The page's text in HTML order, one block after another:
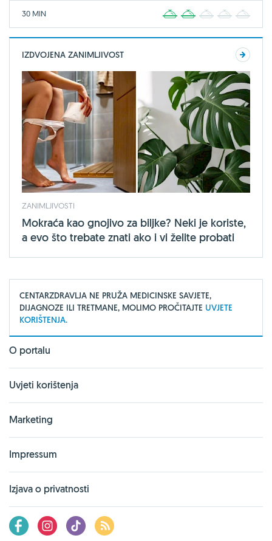
30 MIN 2 3 4
IZDVOJENA ZANIMLJIVOST
ZANIMLJIVOSTI
Mokraća kao gnojivo za biljke? Neki je koriste,
a evo što trebate znati ako i vi želite probati
CENTARZDRAVLJA NE PRUŽA MEDICINSKE SAVJETE,
DIJAGNOZE ILI TRETMANE, MOLIMO PROČITAJTE UVJETE
KORIŠTENJA.
O portalu
Uvjeti korištenja
Marketing
Impressum
Izjava o privatnosti